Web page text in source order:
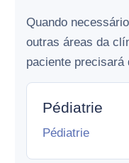
Quando
outras áreas da
paciente precisará
Pédiatrie
Pédiatrie